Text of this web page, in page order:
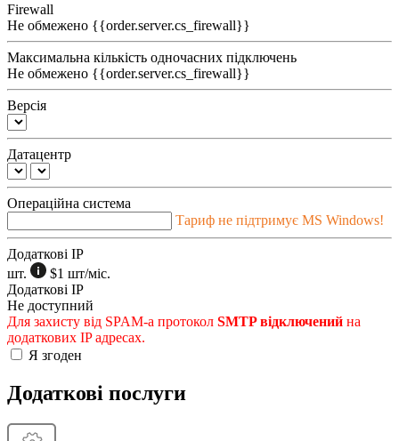
Firewall
Не обмежено {{order.server.cs_firewall}}
Максимальна кількість одночасних підключень
Не обмежено {{order.server.cs_firewall}}
Версія
Датацентр
Операційна система
Тариф не підтримує MS Windows!
Додаткові IP
шт.
$1 шт/міс.
Додаткові IP
Не доступний
Для захисту від SPAM-а протокол SMTP відключений на
додаткових IP адресах.
Я згоден
Додаткові послуги